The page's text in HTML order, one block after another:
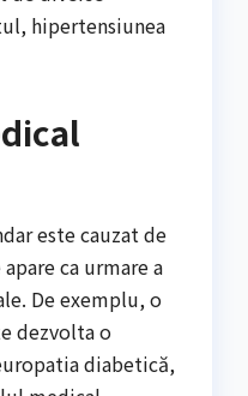
hipertensiunea
este cauzat de
ca urmare a
De exemplu, o
dezvolta o
diabetică,